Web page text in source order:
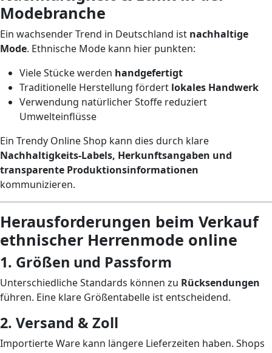
Modebranche
Ein wachsender Trend in Deutschland ist nachhaltige
Mode. Ethnische Mode kann hier punkten:
Viele Stücke werden handgefertigt
Traditionelle Herstellung fördert lokales Handwerk
Verwendung natürlicher Stoffe reduziert
Umwelteinflüsse
Ein Trendy Online Shop kann dies durch klare
Nachhaltigkeits-Labels, Herkunftsangaben und
transparente Produktionsinformationen
kommunizieren.
Herausforderungen beim Verkauf
ethnischer Herrenmode online
1. Größen und Passform
Unterschiedliche Standards können zu Rücksendungen
führen. Eine klare Größentabelle ist entscheidend.
2. Versand & Zoll
Importierte Ware kann längere Lieferzeiten haben. Shops